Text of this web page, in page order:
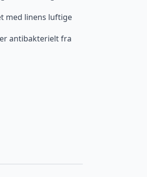
med linens luftige
antibakterielt fra